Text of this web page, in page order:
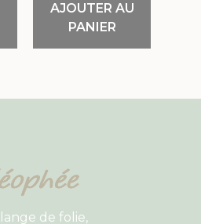
AJOUTER AU
PANIER
de folie,